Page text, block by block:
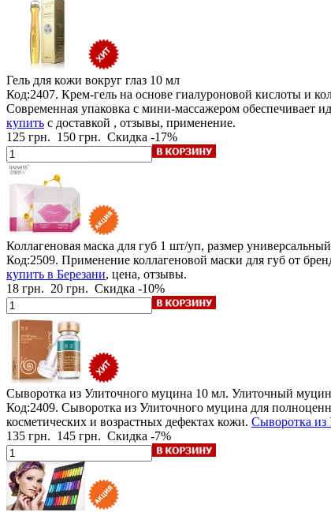
Гель для кожи вокруг глаз 10 мл
Код:2407. Крем-гель на основе гиалуроновой кислоты и
Современная упаковка с мини-массажером обеспечивает
купить с доставкой , отзывы, применение.
125 грн. 150 грн. Скидка -17%
Коллагеновая маска для губ 1 шт/уп, размер универсальный
Код:2509. Применение коллагеновой маски для губ от
купить в Березани, цена, отзывы.
18 грн. 20 грн. Скидка -10%
Сыворотка из Улиточного муцина 10 мл. Улиточный муцин
Код:2409. Сыворотка из Улиточного муцина для
косметических и возрастных дефектах кожи. Сыворотка из
135 грн. 145 грн. Скидка -7%